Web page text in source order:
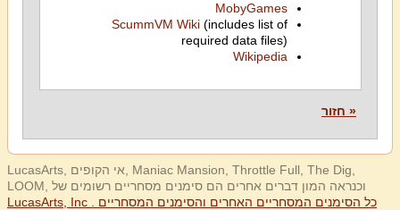
MobyGames
ScummVM Wiki(includes list of
required data files)
Wikipedia
« חזור
LucasArts, אי הקופים, Maniac Mansion, Throttle Full, The Dig,
LOOM, וכנראה המון דברים אחרים הם סימנים מסחריים רשומים של
LucasArts, Inc . כל הסימנים המסחריים האחרים והסימנים המסחריים